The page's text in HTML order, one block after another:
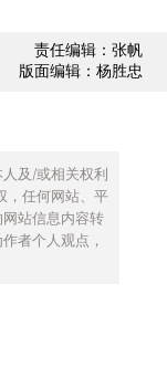
责任编辑：张帆
版面编辑：杨胜忠
及/或相关权利
，任何网站、平
站信息内容转
者个人观点，